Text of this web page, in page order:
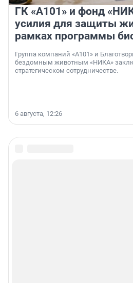
ГК «А101» и фонд
усилия для защиты
рамках программы
Группа компаний «А101» и
бездомным животным «НИКА»
стратегическом сотрудничестве.
6 августа, 12:26